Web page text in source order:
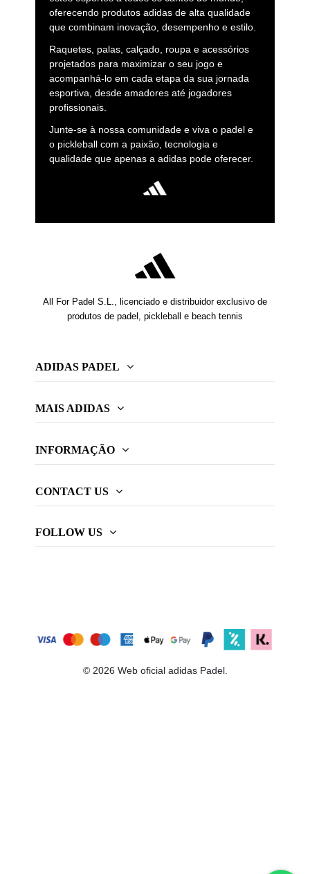
oferecendo produtos adidas de alta qualidade
que combinam inovação, desempenho e estilo.
Raquetes, palas, calçado, roupa e acessórios
projetados para maximizar o seu jogo e
acompanhá-lo em cada etapa da sua jornada
esportiva, desde amadores até jogadores
profissionais.
Junte-se à nossa comunidade e viva o padel e
o pickleball com a paixão, tecnologia e
qualidade que apenas a adidas pode oferecer.
All For Padel S.L., licenciado e distribuidor exclusivo de
produtos de padel, pickleball e beach tennis
ADIDAS PADEL
MAIS ADIDAS
INFORMAÇÃO
CONTACT US
FOLLOW US
© 2026 Web oficial adidas Padel.